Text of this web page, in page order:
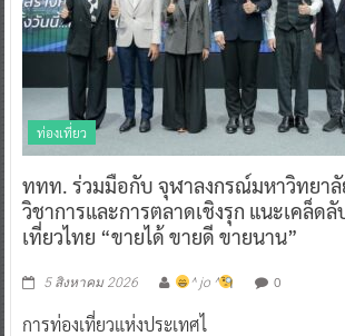
ท่องเที่ยว
ททท. ร่วมมือกับ จุฬาลงกรณ์มหาวิทยา
วิชาการและการตลาดเชิงรุก แนะเคล็ด
เที่ยวไทย “ขายได้ ขายดี ขายนาน”
5 สิงหาคม 2026 ^ jo ^ 0
การท่องเที่ยวแห่งประเทศไ